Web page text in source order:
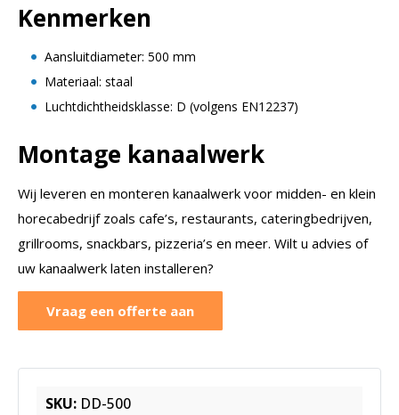
Kenmerken
Aansluitdiameter: 500 mm
Materiaal: staal
Luchtdichtheidsklasse: D (volgens EN12237)
Montage kanaalwerk
Wij leveren en monteren kanaalwerk voor midden- en klein
horecabedrijf zoals cafe’s, restaurants, cateringbedrijven,
grillrooms, snackbars, pizzeria’s en meer. Wilt u advies of
uw kanaalwerk laten installeren?
Vraag een offerte aan
SKU: DD-500